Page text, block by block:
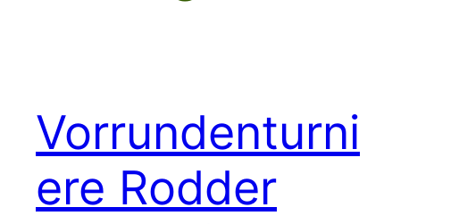
Vorrundenturni
ere Rodder